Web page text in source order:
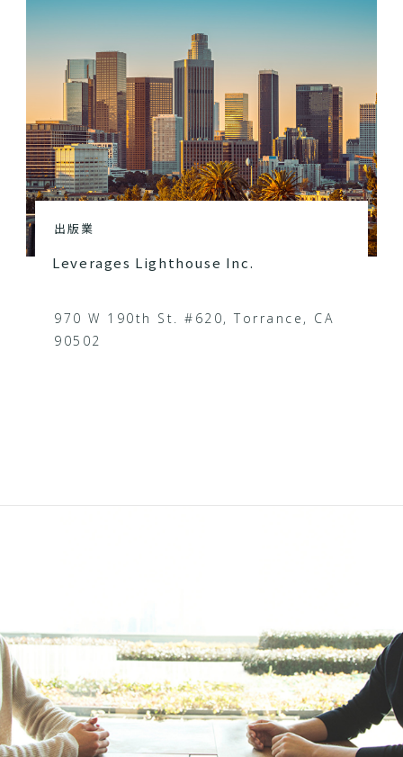
出版業
Leverages Lighthouse Inc.
970 W 190th St. #620, Torrance, CA
90502